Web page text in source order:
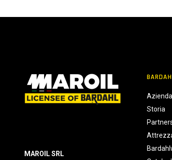
MAROIL SRL
Azienda
Storia